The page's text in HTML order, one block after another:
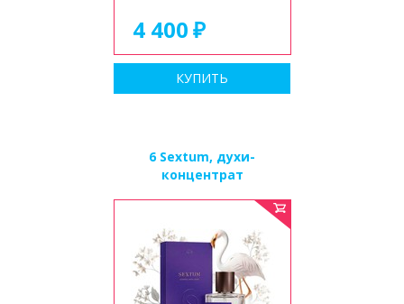
4 400
КУПИТЬ
6 Sextum, духи-
концентрат